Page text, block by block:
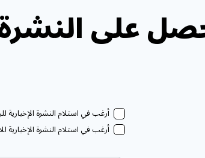
على
أرغب في استلام النشرة الإخبارية
أرغب في استلام النشرة الإخبارية